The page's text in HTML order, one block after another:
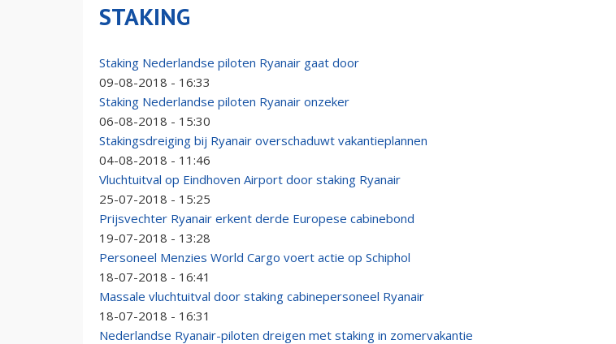
STAKING
Staking Nederlandse piloten Ryanair gaat door
09-08-2018 - 16:33
Staking Nederlandse piloten Ryanair onzeker
06-08-2018 - 15:30
Stakingsdreiging bij Ryanair overschaduwt vakantieplannen
04-08-2018 - 11:46
Vluchtuitval op Eindhoven Airport door staking Ryanair
25-07-2018 - 15:25
Prijsvechter Ryanair erkent derde Europese cabinebond
19-07-2018 - 13:28
Personeel Menzies World Cargo voert actie op Schiphol
18-07-2018 - 16:41
Massale vluchtuitval door staking cabinepersoneel Ryanair
18-07-2018 - 16:31
Nederlandse Ryanair-piloten dreigen met staking in zomervakantie